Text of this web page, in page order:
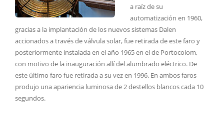
a raíz de su
automatización en 1960,
gracias a la implantación de los nuevos sistemas Dalen
accionados a través de válvula solar, fue retirada de este faro y
posteriormente instalada en el año 1965 en el de Portocolom,
con motivo de la inauguración allí del alumbrado eléctrico. De
este último faro fue retirada a su vez en 1996. En ambos faros
produjo una apariencia luminosa de 2 destellos blancos cada 10
segundos.